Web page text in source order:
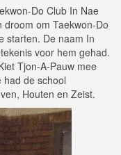
Do Club In Nae
droom om Taekwon-Do
starten. De naam In
voor hem gehad.
Tjon-A-Pauw mee
de school
Houten en Zeist.